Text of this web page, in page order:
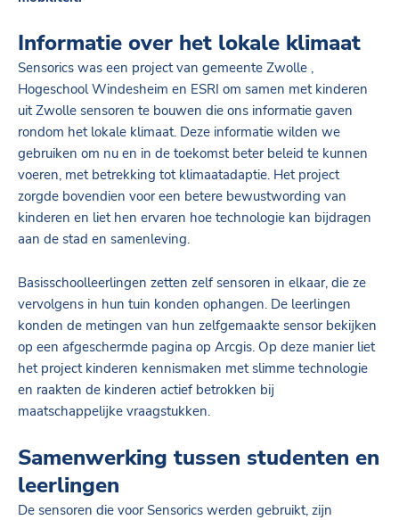
Informatie over het lokale klimaat
Sensorics was een project van gemeente Zwolle ,
Hogeschool Windesheim en ESRI om samen met kinderen
uit Zwolle sensoren te bouwen die ons informatie gaven
rondom het lokale klimaat. Deze informatie wilden we
gebruiken om nu en in de toekomst beter beleid te kunnen
voeren, met betrekking tot klimaatadaptie. Het project
zorgde bovendien voor een betere bewustwording van
kinderen en liet hen ervaren hoe technologie kan bijdragen
aan de stad en samenleving.
Basisschoolleerlingen zetten zelf sensoren in elkaar, die ze
vervolgens in hun tuin konden ophangen. De leerlingen
konden de metingen van hun zelfgemaakte sensor bekijken
op een afgeschermde pagina op Arcgis. Op deze manier liet
het project kinderen kennismaken met slimme technologie
en raakten de kinderen actief betrokken bij
maatschappelijke vraagstukken.
Samenwerking tussen studenten en
leerlingen
De sensoren die voor Sensorics werden gebruikt, zijn